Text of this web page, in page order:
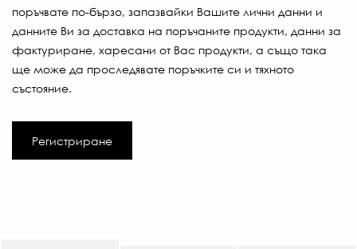
поръчвате по-бързо, запазвайки Вашите лични данни и
данните Ви за доставка на поръчаните продукти, данни за
фактуриране, харесани от Вас продукти, а също така
ще може да проследявате поръчките си и тяхното
състояние.
Регистриране